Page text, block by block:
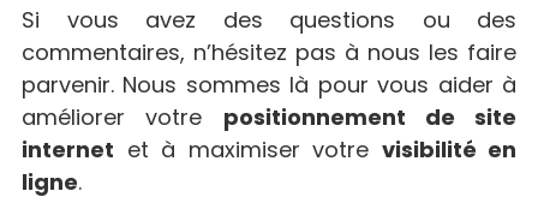
Si vous avez des questions ou des
commentaires, n’hésitez pas à nous les faire
parvenir. Nous sommes là pour vous aider à
améliorer votre positionnement de site
internet et à maximiser votre visibilité en
ligne.